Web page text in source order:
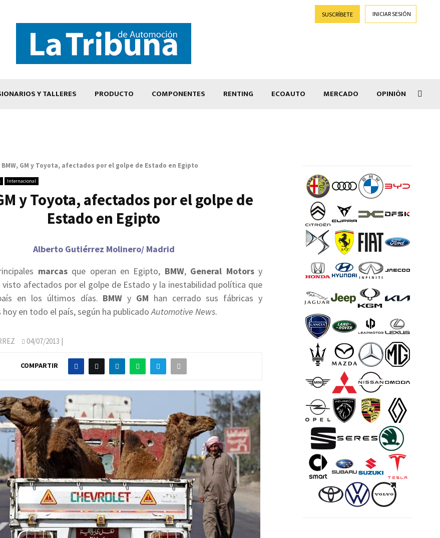
SUSCRÍBETE INICIAR SESIÓN
Y TALLERES PRODUCTO COMPONENTES RENTING ECOAUTO MERCADO OPINIÓN
BMW, GM y Toyota, afectados por el golpe de Estado en Egipto
Internacional
y Toyota, afectados por el golpe de
Estado en Egipto
Alberto Gutiérrez Molinero/ Madrid
marcasque operan en Egipto, BMW, General Motorsy
visto afectados por el golpe de Estado y la inestabilidad política que
en los últimos días. BMW y GM han cerrado sus fábricas y
hoy en todo el país, según ha publicadoAutomotive News.
04/07/2013 |
COMPARTIR